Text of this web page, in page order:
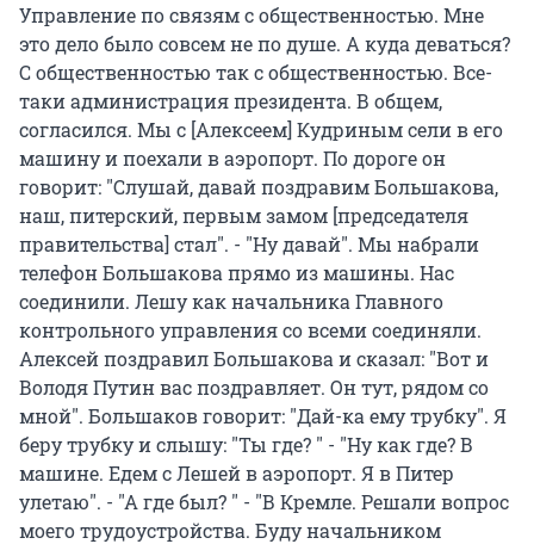
Управление по связям с общественностью. Мне
это дело было совсем не по душе. А куда деваться?
С общественностью так с общественностью. Все-
таки администрация президента. В общем,
согласился. Мы с [Алексеем] Кудриным сели в его
машину и поехали в аэропорт. По дороге он
говорит: "Слушай, давай поздравим Большакова,
наш, питерский, первым замом [председателя
правительства] стал". - "Ну давай". Мы набрали
телефон Большакова прямо из машины. Нас
соединили. Лешу как начальника Главного
контрольного управления со всеми соединяли.
Алексей поздравил Большакова и сказал: "Вот и
Володя Путин вас поздравляет. Он тут, рядом со
мной". Большаков говорит: "Дай-ка ему трубку". Я
беру трубку и слышу: "Ты где? " - "Ну как где? В
машине. Едем с Лешей в аэропорт. Я в Питер
улетаю". - "А где был? " - "В Кремле. Решали вопрос
моего трудоустройства. Буду начальником